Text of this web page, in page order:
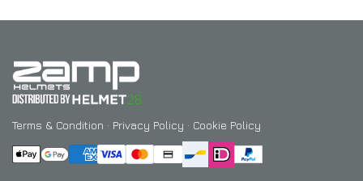
Terms & Condition · Privacy Policy · Cookie Policy